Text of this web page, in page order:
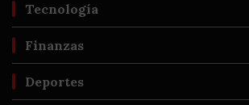
Tecnología
Finanzas
Deportes